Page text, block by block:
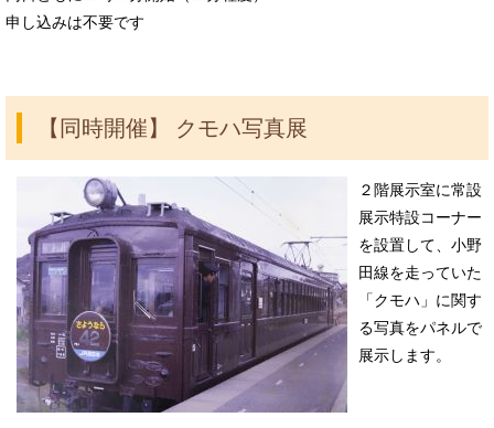
申し込みは不要です
【同時開催】 クモハ写真展
２ 階展示室に常設
展示特設コーナー
を設置して、小野
田線を走っていた
「クモハ」に関す
る写真をパネルで
展示します。